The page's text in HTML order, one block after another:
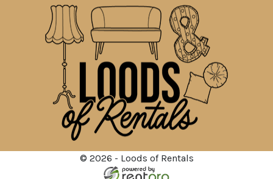
© 2026 - Loods of Rentals